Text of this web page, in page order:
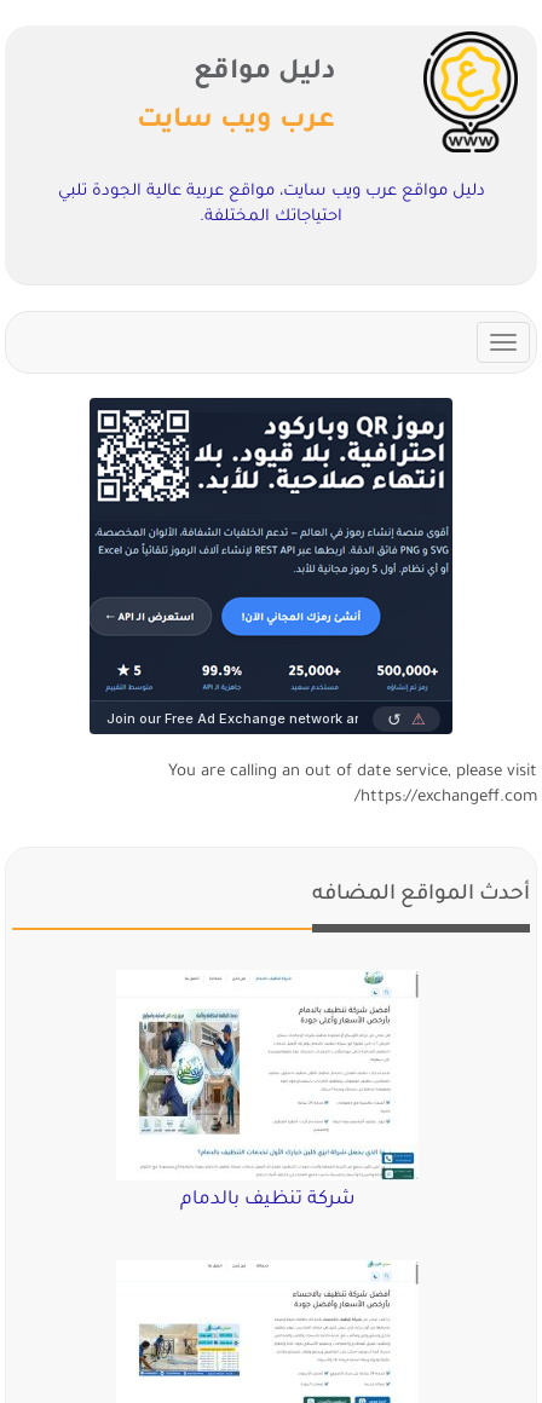
دليل مواقع
عرب ويب سايت
دليل مواقع عرب ويب سايت، مواقع عربية عالية الجودة تلبي
احتياجاتك المختلفة.
Toggle
navigation
You are calling an out of date service, please visit
https://exchangeff.com/
أحدث المواقع المضافه
شركة تنظيف بالدمام